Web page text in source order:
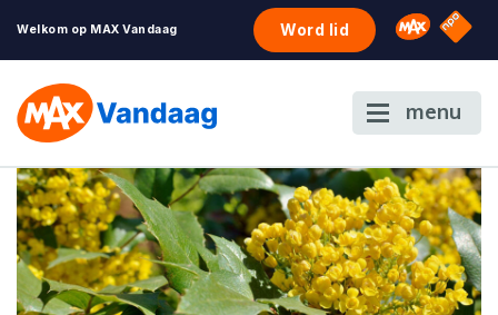
Welkom op MAX Vandaag Word lid Omroep
NPO
menu